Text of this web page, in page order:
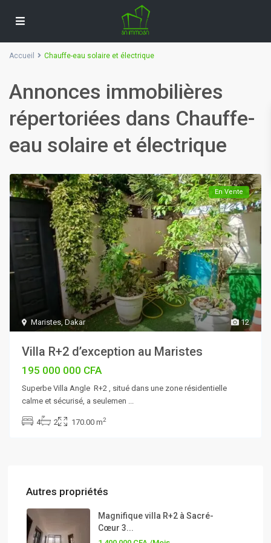
Accueil Chauffe-eau solaire et électrique
Annonces immobilières
répertoriées dans Chauffe-
eau solaire et électrique
12
Maristes,Dakar
En Vente
Villa R+2 d’exception au Maristes
195 000 000 CFA
Superbe Villa Angle R+2 , situé dans une zone résidentielle
calme et sécurisé, a seulemen
4 2 170.00 m2
Autres propriétés
Magnifique villa R+2 à Sacré-
Cœur 3...